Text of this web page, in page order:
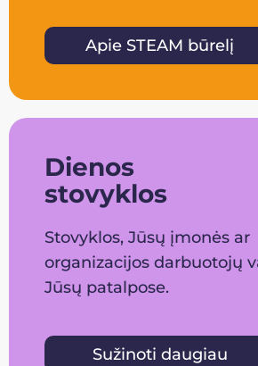
Apie STEAM būrelį
Dienos
stovyklos
Stovyklos, Jūsų įmonės ar
organizacijos darbuotojų
Jūsų patalpose.
Sužinoti daugiau